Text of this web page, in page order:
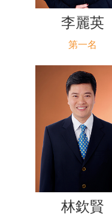
李麗英
第一名
林欽賢